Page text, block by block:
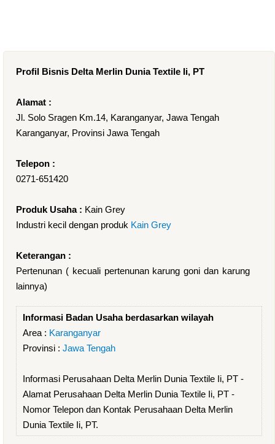
Profil Bisnis Delta Merlin Dunia Textile Ii, PT
Alamat :
Jl. Solo Sragen Km.14, Karanganyar, Jawa Tengah
Karanganyar, Provinsi Jawa Tengah
Telepon :
0271-651420
Produk Usaha : Kain Grey
Industri kecil dengan produk Kain Grey
Keterangan :
Pertenunan ( kecuali pertenunan karung goni dan karung
lainnya)
Informasi Badan Usaha berdasarkan wilayah
Area : Karanganyar
Provinsi : Jawa Tengah
Informasi Perusahaan Delta Merlin Dunia Textile Ii, PT -
Alamat Perusahaan Delta Merlin Dunia Textile Ii, PT -
Nomor Telepon dan Kontak Perusahaan Delta Merlin
Dunia Textile Ii, PT.